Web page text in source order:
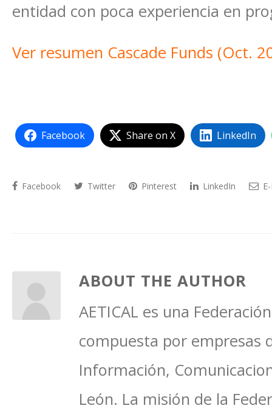
entidad con poca experiencia en
Ver resumen Cascade Funds (Oct.
Facebook Share on X LinkedIn
Facebook Twitter Pinterest LinkedIn
ABOUT THE AUTHOR
AETICAL es una
compuesta por empresas
Información,
León. La misión de la